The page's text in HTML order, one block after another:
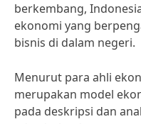
berkembang,
ekonomi yang
bisnis di dalam negeri.
Menurut para ahli
merupakan model
pada deskripsi dan